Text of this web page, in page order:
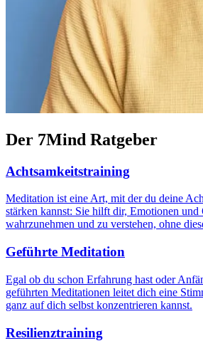
Der 7Mind Ratgeber
Achtsamkeitstraining
Meditation ist eine Art, mit der du deine
stärken kannst: Sie hilft dir, Emotionen und
wahrzunehmen und zu verstehen, ohne
Geführte Meditation
Egal ob du schon Erfahrung hast oder
geführten Meditationen leitet dich eine
ganz auf dich selbst konzentrieren kannst.
Resilienztraining